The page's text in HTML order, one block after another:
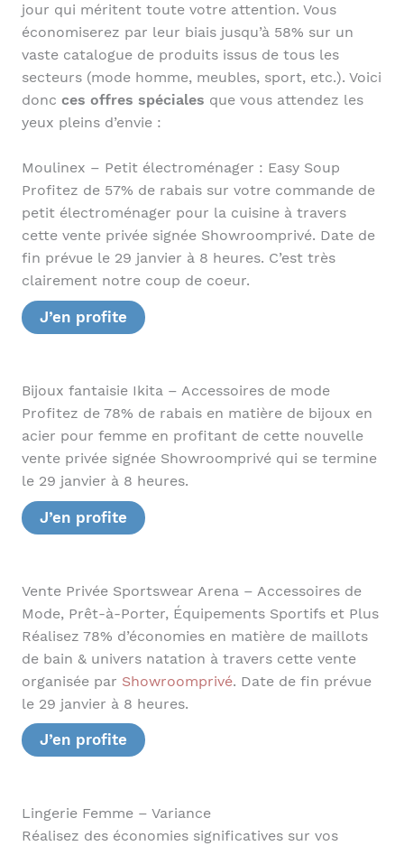
jour qui méritent toute votre attention. Vous
économiserez par leur biais jusqu’à 58% sur un
vaste catalogue de produits issus de tous les
secteurs (mode homme, meubles, sport, etc.). Voici
donc ces offres spéciales que vous attendez les
yeux pleins d’envie :
Moulinex – Petit électroménager : Easy Soup
Profitez de 57% de rabais sur votre commande de
petit électroménager pour la cuisine à travers
cette vente privée signée Showroomprivé. Date de
fin prévue le 29 janvier à 8 heures. C’est très
clairement notre coup de coeur.
J’en profite
Bijoux fantaisie Ikita – Accessoires de mode
Profitez de 78% de rabais en matière de bijoux en
acier pour femme en profitant de cette nouvelle
vente privée signée Showroomprivé qui se termine
le 29 janvier à 8 heures.
J’en profite
Vente Privée Sportswear Arena – Accessoires de
Mode, Prêt-à-Porter, Équipements Sportifs et Plus
Réalisez 78% d’économies en matière de maillots
de bain & univers natation à travers cette vente
organisée par Showroomprivé. Date de fin prévue
le 29 janvier à 8 heures.
J’en profite
Lingerie Femme – Variance
Réalisez des économies significatives sur vos